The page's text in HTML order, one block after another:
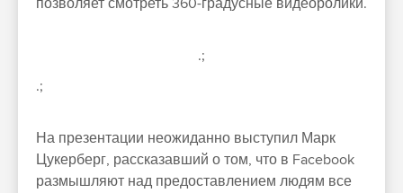
позволяет смотреть 360-градусные видеоролики.
.;
.;
На презентации неожиданно выступил Марк
Цукерберг, рассказавший о том, что в Facebook
размышляют над предоставлением людям все